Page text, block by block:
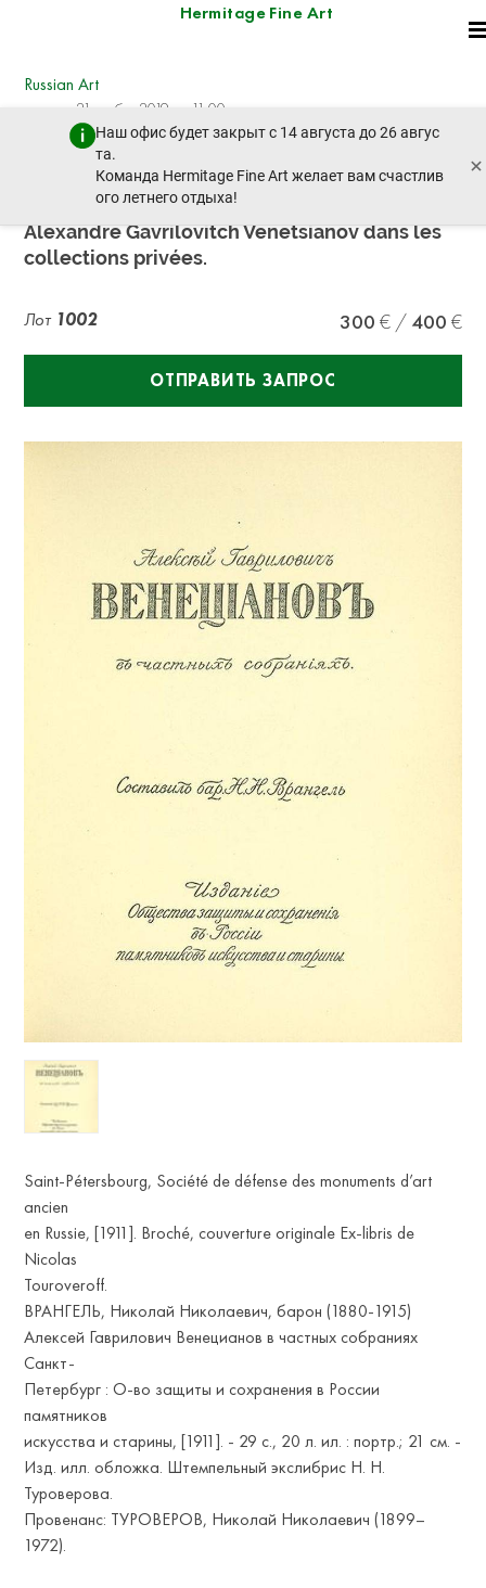
Hermitage Fine Art
Наш офис будет закрыт с 14 августа до 26 авгус
та.
Команда Hermitage Fine Art желает вам счастлив
ого летнего отдыха!
×
Russian Art
четверг, 21 ноября 2019 г. - 11:00
пред. лот след. лот
WRANGEL, Nicolas, baron (1880-1915)
Alexandre Gavrilovitch Venetsianov dans les
collections privées.
Лот 1002 300 400
ОТПРАВИТЬ ЗАПРОС
Saint-Pétersbourg, Société de défense des monuments d’art
ancien
en Russie, [1911]. Broché, couverture originale Ex-libris de
Nicolas
Touroveroff.
ВРАНГЕЛЬ, Николай Николаевич, барон (1880-1915)
Алексей Гаврилович Венецианов в частных собраниях
Санкт-
Петербург : О-во защиты и сохранения в России
памятников
искусства и старины, [1911]. - 29 с., 20 л. ил. : портр.; 21 см. -
Изд. илл. обложка. Штемпельный экслибрис Н. Н.
Туроверова.
Провенанс: ТУРОВЕРОВ, Николай Николаевич (1899–
1972).